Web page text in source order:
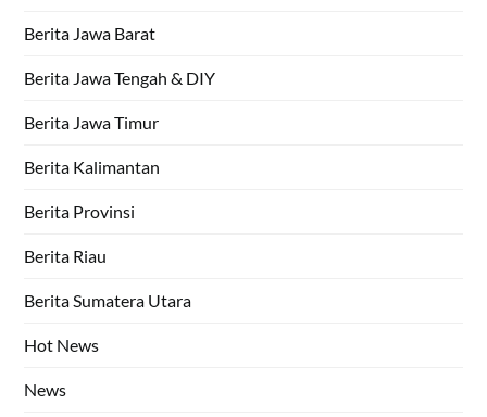
Berita Jawa Barat
Berita Jawa Tengah & DIY
Berita Jawa Timur
Berita Kalimantan
Berita Provinsi
Berita Riau
Berita Sumatera Utara
Hot News
News